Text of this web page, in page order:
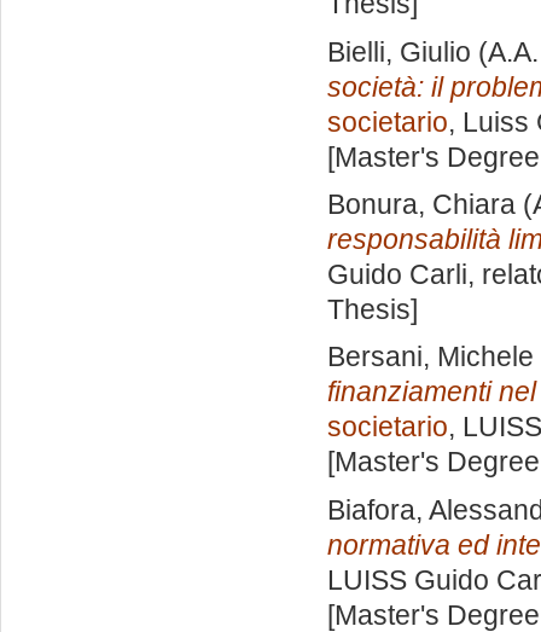
Bielli, Giulio
società: il
societario, Luiss
[Master's
Bonura, Chiara
responsabilità
Guido Carli,
Thesis]
Bersani, Michele
finanziamenti
societario,
[Master's
Biafora,
normativa ed
LUISS Guido
[Master's